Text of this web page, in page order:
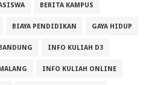
BERITA KAMPUS
BIAYA PENDIDIKAN GAYA HIDUP
INFO KULIAH D3
INFO KULIAH ONLINE